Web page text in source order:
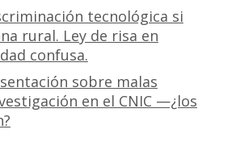
tecnológica si
rural. Ley de risa en
confusa.
sobre malas
en el CNIC —¿los